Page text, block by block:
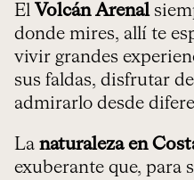
El Volcán Arenal
donde mires, allí te
vivir grandes
sus faldas, disfrutar
admirarlo desde
La naturaleza en
exuberante que, para